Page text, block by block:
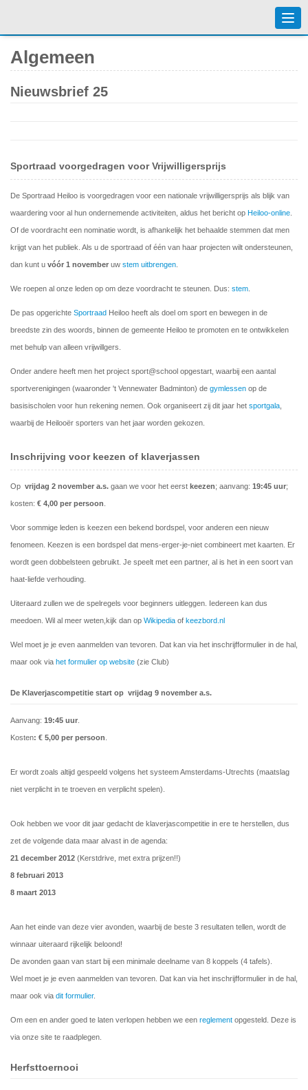
Algemeen
Nieuwsbrief 25
Sportraad voorgedragen voor Vrijwilligersprijs
De Sportraad Heiloo is voorgedragen voor een nationale vrijwilligersprijs als blijk van
waardering voor al hun ondernemende activiteiten, aldus het bericht op Heiloo-online
Of de voordracht een nominatie wordt, is afhankelijk het behaalde stemmen dat men
krijgt van het publiek. Als u de sportraad of één van haar projecten wilt ondersteunen,
dan kunt u vóór 1 november uw stem uitbrengen
We roepen al onze leden op om deze voordracht te steunen. Dus: stem
De pas opgerichte Sportraad Heiloo heeft als doel om sport en bewegen in de
breedste zin des woords, binnen de gemeente Heiloo te promoten en te ontwikkelen
met behulp van alleen vrijwillgers.
Onder andere heeft men het project sport@school opgestart, waarbij een aantal
sportverenigingen (waaronder 't Vennewater Badminton) de gymlessen op de
basisischolen voor hun rekening nemen. Ook organiseert zij dit jaar het sportgala
waarbij de Heilooër sporters van het jaar worden gekozen.
Inschrijving voor keezen of klaverjassen
Op vrijdag 2 november a.s. gaan we voor het eerst keezen; aanvang: 19:45 uur;
kosten: € 4,00 per persoon
Voor sommige leden is keezen een bekend bordspel, voor anderen een nieuw
fenomeen. Keezen is een bordspel dat mens-erger-je-niet combineert met kaarten. Er
wordt geen dobbelsteen gebruikt. Je speelt met een partner, al is het in een soort van
haat-liefde verhouding.
Uiteraard zullen we de spelregels voor beginners uitleggen. Iedereen kan dus
meedoen. Wil al meer weten,kijk dan op Wikipedia of keezbord.nl
Wel moet je je even aanmelden van tevoren. Dat kan via het inschrijfformulier in de hal,
maar ook via het formulier op website (zie Club)
De Klaverjascompetitie start op vrijdag 9 november a.s.
Aanvang: 19:45 uur
Kosten: € 5,00 per persoon
Er wordt zoals altijd gespeeld volgens het systeem Amsterdams-Utrechts (maatslag
niet verplicht in te troeven en verplicht spelen).
Ook hebben we voor dit jaar gedacht de klaverjascompetitie in ere te herstellen, dus
zet de volgende data maar alvast in de agenda:
21 december 2012 (Kerstdrive, met extra prijzen!!)
8 februari 2013
8 maart 2013
Aan het einde van deze vier avonden, waarbij de beste 3 resultaten tellen, wordt de
winnaar uiteraard rijkelijk beloond!
De avonden gaan van start bij een minimale deelname van 8 koppels (4 tafels).
Wel moet je je even aanmelden van tevoren. Dat kan via het inschrijfformulier in de hal,
maar ook via dit formulier.
Om een en ander goed te laten verlopen hebben we een reglement opgesteld. Deze is
via onze site te raadplegen.
Herfsttoernooi